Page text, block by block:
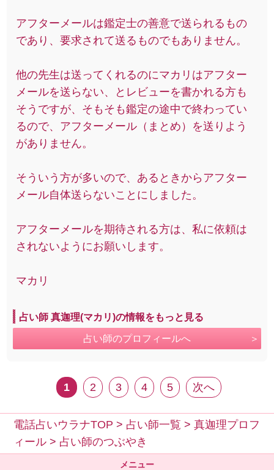
アフターメールは鑑定士の善意で送られるもの
であり、要求されて送るものでもありません。
他の先生は送ってくれるのにマカリはアフター
メールを送らない、とレビューを書かれる方も
そうですが、そもそも鑑定の途中で終わってい
るので、アフターメール（まとめ）を送りよう
がありません。
そういう方が多いので、あるときからアフター
メール自体送らないことにしました。
アフターメールを期待される方は、私に依頼は
されないようにお願いします。
マカリ
占い師 真迦理(マカリ)の情報をもっと見る
占い師のプロフィールへ
1 2 3 4 5 次へ
電話占いウラナTOP > 占い師一覧 >真迦理プロフ
ィール > 占い師のつぶやき
メニュー